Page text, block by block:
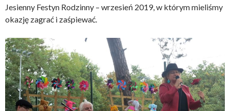
Jesienny Festyn Rodzinny – wrzesień 2019, w którym mieliśmy
okazję zagrać i zaśpiewać.